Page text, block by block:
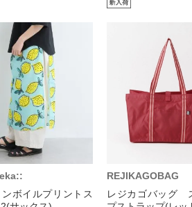
ンボイルプリントス
REJIKAGOBAG
レジカゴバッグ